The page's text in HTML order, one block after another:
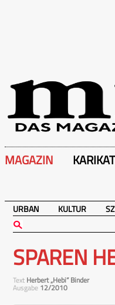
MAGAZIN
URBAN KULTUR
SPAREN
Text Herbert „Hebi“ Binder
Ausgabe 12/2010